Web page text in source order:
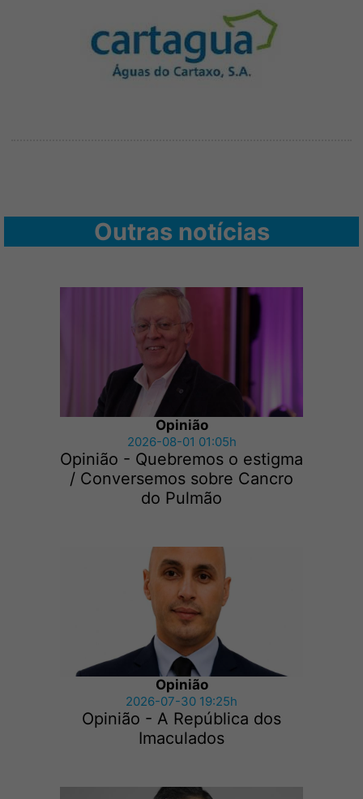
Outras notícias
Opinião
2026-08-01 01:05h
Opinião - Quebremos o estigma
/ Conversemos sobre Cancro
do Pulmão
Opinião
2026-07-30 19:25h
Opinião - A República dos
Imaculados